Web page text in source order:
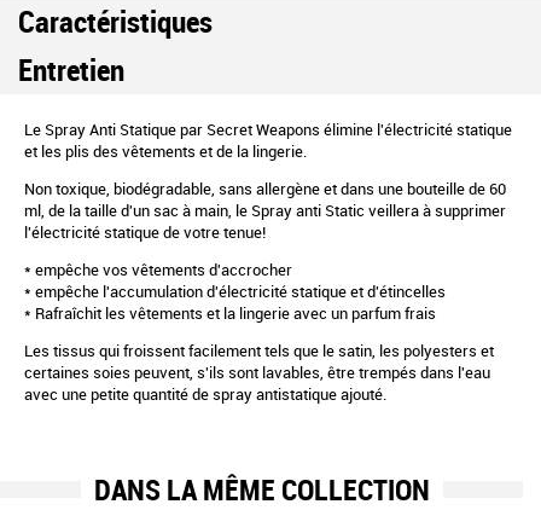
Caractéristiques
Entretien
Le Spray Anti Statique par Secret Weapons élimine l'électricité statique
et les plis des vêtements et de la lingerie.
Non toxique, biodégradable, sans allergène et dans une bouteille de 60
ml, de la taille d'un sac à main, le Spray anti Static veillera à supprimer
l'électricité statique de votre tenue!
* empêche vos vêtements d'accrocher
* empêche l'accumulation d'électricité statique et d'étincelles
* Rafraîchit les vêtements et la lingerie avec un parfum frais
Les tissus qui froissent facilement tels que le satin, les polyesters et
certaines soies peuvent, s'ils sont lavables, être trempés dans l'eau
avec une petite quantité de spray antistatique ajouté.
DANS LA MÊME COLLECTION